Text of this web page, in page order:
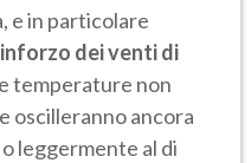
e in particolare
dei venti di
temperature non
oscilleranno ancora
leggermente al di